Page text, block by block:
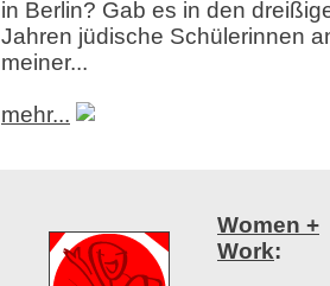
in Berlin? Gab es in den
Jahren jüdische Schülerinnen
meiner...
mehr...
Women +
Work: